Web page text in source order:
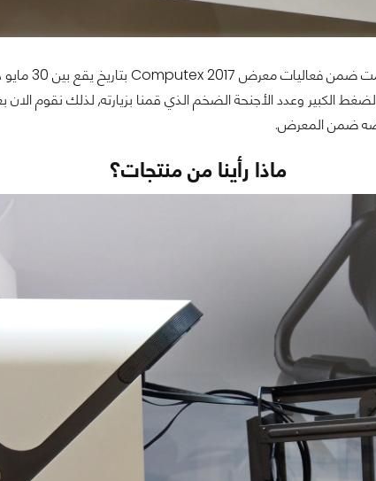
الكبير وعدد الأجنحة الضخم الذي قمنا بزيارته, لذلك نقوم الان
ماذا رأينا من منتجات؟